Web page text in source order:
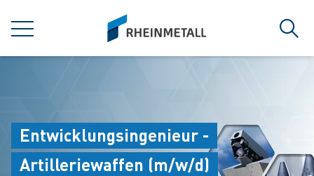
菜单
siteLogo
搜索
Entwicklungsingenieur -
Artilleriewaffen (m/w/d)